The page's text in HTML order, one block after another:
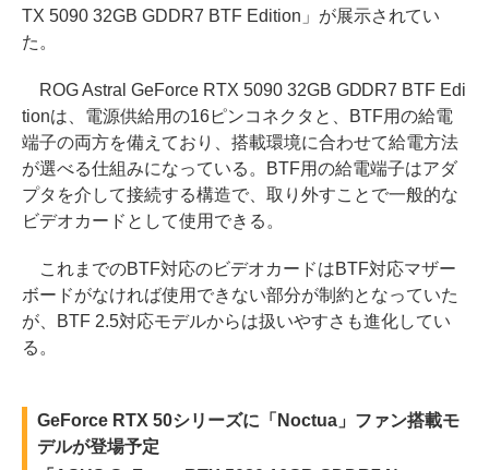
TX 5090 32GB GDDR7 BTF Edition」が展示されてい
た。
ROG Astral GeForce RTX 5090 32GB GDDR7 BTF Edi
tionは、電源供給用の16ピンコネクタと、BTF用の給電
端子の両方を備えており、搭載環境に合わせて給電方法
が選べる仕組みになっている。BTF用の給電端子はアダ
プタを介して接続する構造で、取り外すことで一般的な
ビデオカードとして使用できる。
これまでのBTF対応のビデオカードはBTF対応マザー
ボードがなければ使用できない部分が制約となっていた
が、BTF 2.5対応モデルからは扱いやすさも進化してい
る。
GeForce RTX 50シリーズに「Noctua」ファン搭載モ
デルが登場予定